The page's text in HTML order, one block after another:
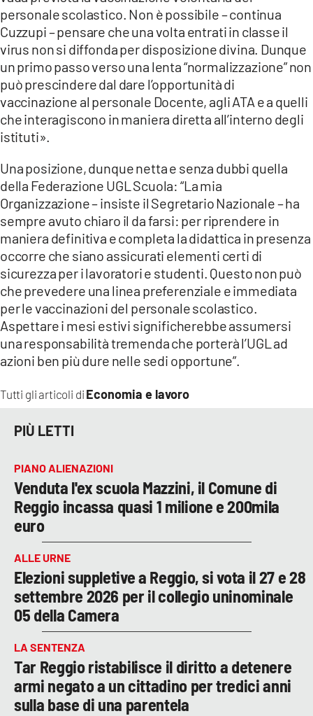
Tutti gli articoli di Economia e lavoro
personale scolastico. Non è possibile – continua
Cuzzupi – pensare che una volta entrati in classe il
virus non si diffonda per disposizione divina. Dunque
un primo passo verso una lenta “normalizzazione” non
può prescindere dal dare l’opportunità di
vaccinazione al personale Docente, agli ATA e a quelli
che interagiscono in maniera diretta all’interno degli
istituti».
Una posizione, dunque netta e senza dubbi quella
della Federazione UGL Scuola: “La mia
Organizzazione – insiste il Segretario Nazionale – ha
sempre avuto chiaro il da farsi: per riprendere in
maniera definitiva e completa la didattica in presenza
occorre che siano assicurati elementi certi di
sicurezza per i lavoratori e studenti. Questo non può
che prevedere una linea preferenziale e immediata
per le vaccinazioni del personale scolastico.
Aspettare i mesi estivi significherebbe assumersi
una responsabilità tremenda che porterà l’UGL ad
azioni ben più dure nelle sedi opportune”.
PIÙ LETTI
PIANO ALIENAZIONI
Venduta l'ex scuola Mazzini, il Comune di
Reggio incassa quasi 1 milione e 200mila
euro
ALLE URNE
Elezioni suppletive a Reggio, si vota il 27 e 28
settembre 2026 per il collegio uninominale
05 della Camera
LA SENTENZA
Tar Reggio ristabilisce il diritto a detenere
armi negato a un cittadino per tredici anni
sulla base di una parentela